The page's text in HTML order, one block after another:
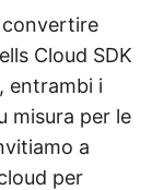
convertire
Cloud SDK
entrambi i
misura per le
a
per